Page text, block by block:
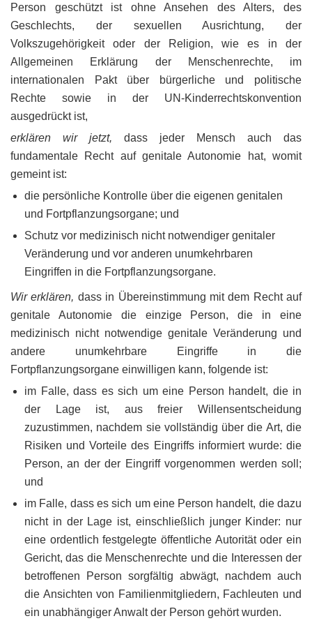
Person geschützt ist ohne Ansehen des Alters, des
Geschlechts, der sexuellen Ausrichtung, der
Volkszugehörigkeit oder der Religion, wie es in der
Allgemeinen Erklärung der Menschenrechte, im
internationalen Pakt über bürgerliche und politische
Rechte sowie in der UN-Kinderrechtskonvention
ausgedrückt ist,
erklären wir jetzt, dass jeder Mensch auch das
fundamentale Recht auf genitale Autonomie hat, womit
gemeint ist:
die persönliche Kontrolle über die eigenen genitalen
und Fortpflanzungsorgane; und
Schutz vor medizinisch nicht notwendiger genitaler
Veränderung und vor anderen unumkehrbaren
Eingriffen in die Fortpflanzungsorgane.
Wir erklären, dass in Übereinstimmung mit dem Recht auf
genitale Autonomie die einzige Person, die in eine
medizinisch nicht notwendige genitale Veränderung und
andere unumkehrbare Eingriffe in die
Fortpflanzungsorgane einwilligen kann, folgende ist:
im Falle, dass es sich um eine Person handelt, die in
der Lage ist, aus freier Willensentscheidung
zuzustimmen, nachdem sie vollständig über die Art, die
Risiken und Vorteile des Eingriffs informiert wurde: die
Person, an der der Eingriff vorgenommen werden soll;
und
im Falle, dass es sich um eine Person handelt, die dazu
nicht in der Lage ist, einschließlich junger Kinder: nur
eine ordentlich festgelegte öffentliche Autorität oder ein
Gericht, das die Menschenrechte und die Interessen der
betroffenen Person sorgfältig abwägt, nachdem auch
die Ansichten von Familienmitgliedern, Fachleuten und
ein unabhängiger Anwalt der Person gehört wurden.